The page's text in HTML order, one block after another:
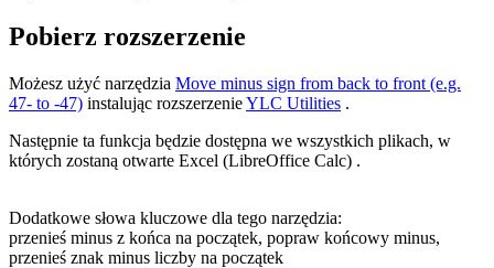
Pobierz rozszerzenie
Możesz użyć narzędzia Move minus sign from back to front (e.g.
47- to -47) instalując rozszerzenieYLC Utilities .
Następnie ta funkcja będzie dostępna we wszystkich plikach, w
których zostaną otwarte Excel (LibreOffice Calc) .
Dodatkowe słowa kluczowe dla tego narzędzia:
przenieś minus z końca na początek, popraw końcowy minus,
przenieś znak minus liczby na początek